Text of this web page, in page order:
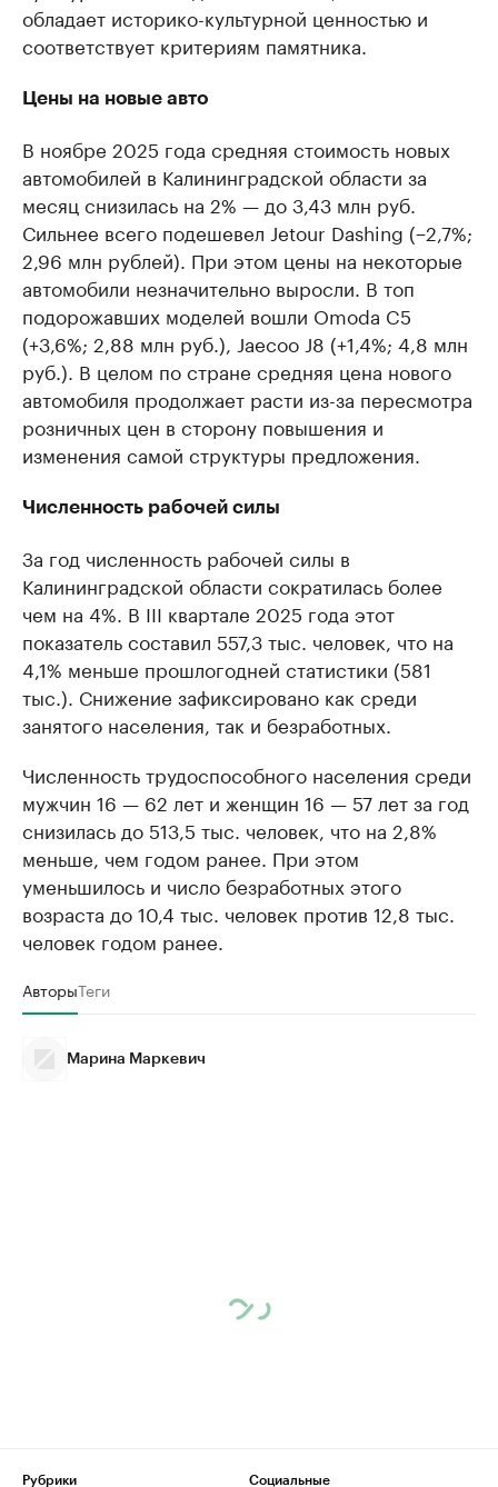
обладает историко-культурной ценностью и
соответствует критериям памятника.
Цены на новые авто
В ноябре 2025 года средняя стоимость новых
автомобилей в Калининградской области за
месяц снизилась на 2% — до 3,43 млн руб.
Сильнее всего подешевел Jetour Dashing (−2,7%;
2,96 млн рублей). При этом цены на некоторые
автомобили незначительно выросли. В топ
подорожавших моделей вошли Omoda C5
(+3,6%; 2,88 млн руб.), Jaecoo J8 (+1,4%; 4,8 млн
руб.). В целом по стране средняя цена нового
автомобиля продолжает расти из-за пересмотра
розничных цен в сторону повышения и
изменения самой структуры предложения.
Численность рабочей силы
За год численность рабочей силы в
Калининградской области сократилась более
чем на 4%. В III квартале 2025 года этот
показатель составил 557,3 тыс. человек, что на
4,1% меньше прошлогодней статистики (581
тыс.). Снижение зафиксировано как среди
занятого населения, так и безработных.
Численность трудоспособного населения среди
мужчин 16 — 62 лет и женщин 16 — 57 лет за год
снизилась до 513,5 тыс. человек, что на 2,8%
меньше, чем годом ранее. При этом
уменьшилось и число безработных этого
возраста до 10,4 тыс. человек против 12,8 тыс.
человек годом ранее.
АвторыТеги
Марина Маркевич
Рубрики
Социальные